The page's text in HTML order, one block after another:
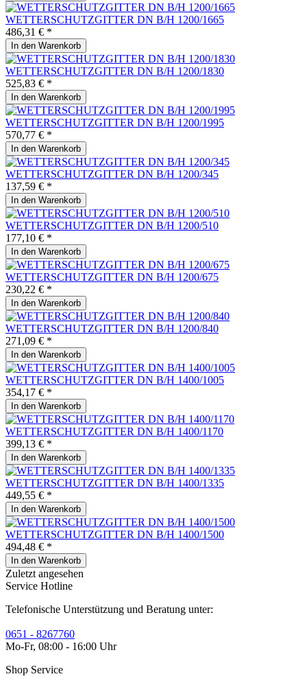
WETTERSCHUTZGITTER DN B/H 1200/1665
486,31 € *
In den Warenkorb
WETTERSCHUTZGITTER DN B/H 1200/1830
525,83 € *
In den Warenkorb
WETTERSCHUTZGITTER DN B/H 1200/1995
570,77 € *
In den Warenkorb
WETTERSCHUTZGITTER DN B/H 1200/345
137,59 € *
In den Warenkorb
WETTERSCHUTZGITTER DN B/H 1200/510
177,10 € *
In den Warenkorb
WETTERSCHUTZGITTER DN B/H 1200/675
230,22 € *
In den Warenkorb
WETTERSCHUTZGITTER DN B/H 1200/840
271,09 € *
In den Warenkorb
WETTERSCHUTZGITTER DN B/H 1400/1005
354,17 € *
In den Warenkorb
WETTERSCHUTZGITTER DN B/H 1400/1170
399,13 € *
In den Warenkorb
WETTERSCHUTZGITTER DN B/H 1400/1335
449,55 € *
In den Warenkorb
WETTERSCHUTZGITTER DN B/H 1400/1500
494,48 € *
In den Warenkorb
Zuletzt angesehen
Service Hotline
Telefonische Unterstützung und Beratung unter:
0651 - 8267760
Mo-Fr, 08:00 - 16:00 Uhr
Shop Service